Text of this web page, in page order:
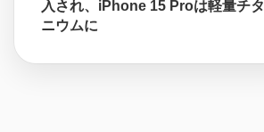
入され、iPhone 15 Proは軽量チタ
ニウムに